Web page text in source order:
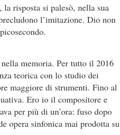
risposta si palesò, nella sua
l’imitazione. Dio non
memoria. Per tutto il 2016
teorica con lo studio dei
maggiore di strumenti. Fino al
Ero io il compositore e
per più di un’ora: fuso dopo
opera sinfonica mai prodotta su